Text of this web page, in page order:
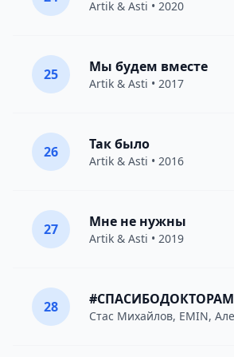
Artik & Asti • 2020
25 Мы будем вместе
Artik & Asti • 2017
26 Так было
Artik & Asti • 2016
27 Мне не нужны
Artik & Asti • 2019
28 #СПАСИБОДОКТОРАМ
Стас Михайлов, EMIN,